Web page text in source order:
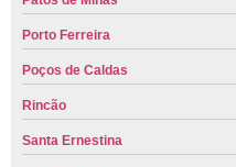
Porto Ferreira
Poços de Caldas
Rincão
Santa Ernestina